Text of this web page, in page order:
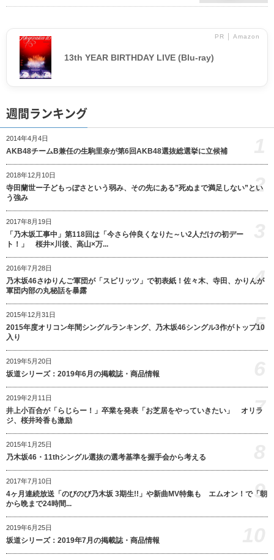
PR │ Amazon
13th YEAR BIRTHDAY LIVE (Blu-ray)
週間ランキング
2014年4月4日
AKB48チームB兼任の生駒里奈が第6回AKB48選抜総選挙に立候補
2018年12月10日
寺田蘭世ー子どもっぽさという弱み、その先にある”死ぬまで満足しない”とい
う強み
2
2017年8月19日
「乃木坂工事中」第118回は「今さら仲良くなりた～い2人だけの初デー
ト！」 桜井×川後、高山×万...
2016年7月28日
乃木坂46さゆりんご軍団が「スピリッツ」で初表紙！佐々木、寺田、かりんが
軍団内部の丸秘話を暴露
4
2015年12月31日
2015年度オリコン年間シングルランキング、乃木坂46シングル3作がトップ10
入り
5
2019年5月20日
坂道シリーズ：2019年6月の掲載誌・商品情報
2019年2月11日
井上小百合が「らじらー！」卒業を発表「お芝居をやっていきたい」 オリラ
ジ、桜井玲香も激励
7
2015年1月25日
乃木坂46・11thシングル選抜の選考基準を握手会から考える
2017年7月10日
4ヶ月連続放送「のびのび乃木坂 3期生!!」や新曲MV特集も エムオン！で「朝
から晩まで24時間...
9
2019年6月25日
坂道シリーズ：2019年7月の掲載誌・商品情報